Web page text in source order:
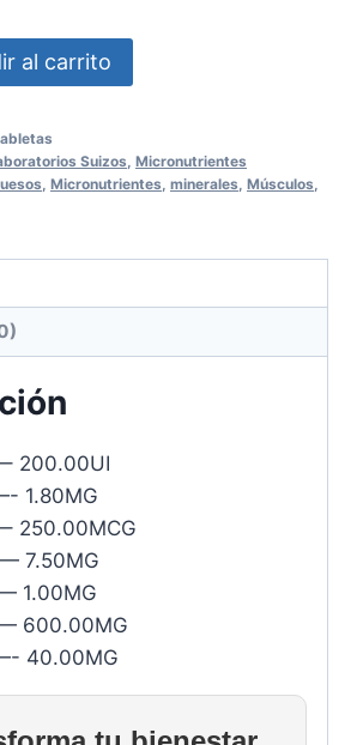
al carrito
Suizos Micronutrientes
Micronutrientes minerales Músculos
200.00UI
1.80MG
7.50MG
1.00MG
600.00MG
40.00MG